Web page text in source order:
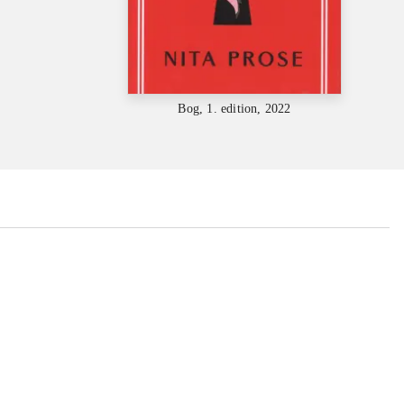
Bog, 1. edition, 2022